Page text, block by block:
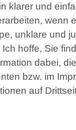
klarer und
wenn
unklare und
hoffe, Sie
dabei,
bzw. im
auf